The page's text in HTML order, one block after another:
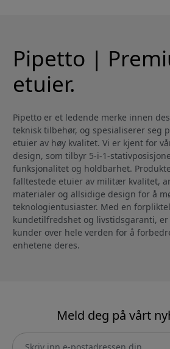
Pipetto |
etuier.
Pipetto er et ledende merke innen
teknisk tilbehør, og spesialiserer seg
etuier av høy kvalitet. Vi er kjent for
design, som tilbyr 5-i-1-
funksjonalitet og holdbarhet.
falltestede etuier av militær kvalitet,
materialer og allsidige design for å
teknologientusiaster. Med en
kundetilfredshet og livstidsgaranti,
kunder over hele verden for å
enhetene deres.
Meld deg på vårt